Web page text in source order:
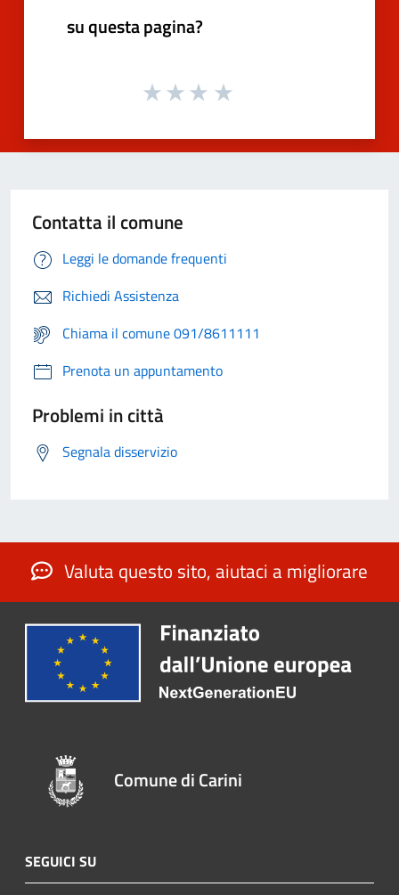
su questa pagina?
Contatta il comune
Leggi le domande frequenti
Richiedi Assistenza
Chiama il comune 091/8611111
Prenota un appuntamento
Problemi in città
Segnala disservizio
Valuta questo sito, aiutaci a migliorare
Comune di Carini
SEGUICI SU